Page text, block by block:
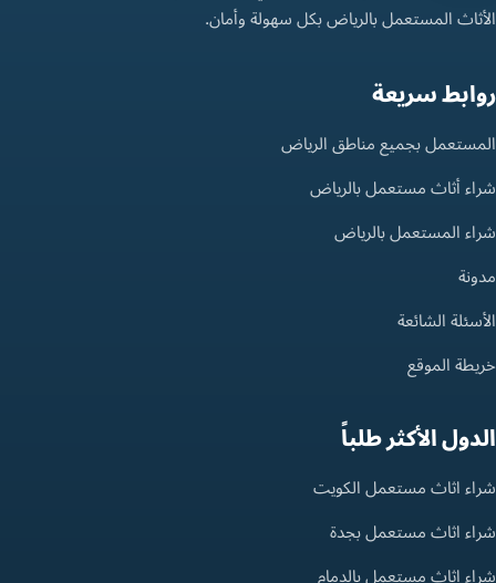
الأثاث المستعمل بالرياض بكل سهولة وأمان.
روابط سريعة
المستعمل بجميع مناطق الرياض
شراء أثاث مستعمل بالرياض
شراء المستعمل بالرياض
مدونة
الأسئلة الشائعة
خريطة الموقع
الدول الأكثر طلباً
شراء اثاث مستعمل الكويت
شراء اثاث مستعمل بجدة
شراء اثاث مستعمل بالدمام